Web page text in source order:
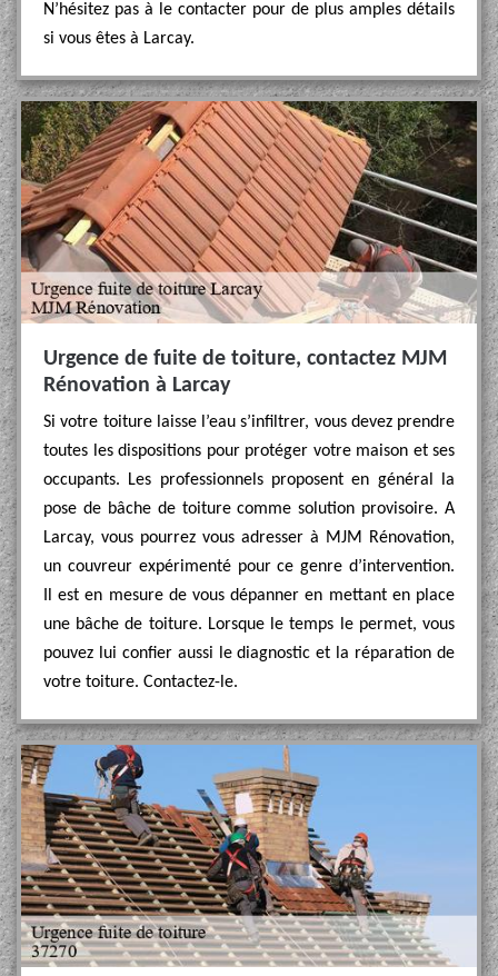
N’hésitez pas à le contacter pour de plus amples détails
si vous êtes à Larcay.
Urgence de fuite de toiture, contactez MJM
Rénovation à Larcay
Si votre toiture laisse l’eau s’infiltrer, vous devez prendre
toutes les dispositions pour protéger votre maison et ses
occupants. Les professionnels proposent en général la
pose de bâche de toiture comme solution provisoire. A
Larcay, vous pourrez vous adresser à MJM Rénovation,
un couvreur expérimenté pour ce genre d’intervention.
Il est en mesure de vous dépanner en mettant en place
une bâche de toiture. Lorsque le temps le permet, vous
pouvez lui confier aussi le diagnostic et la réparation de
votre toiture. Contactez-le.